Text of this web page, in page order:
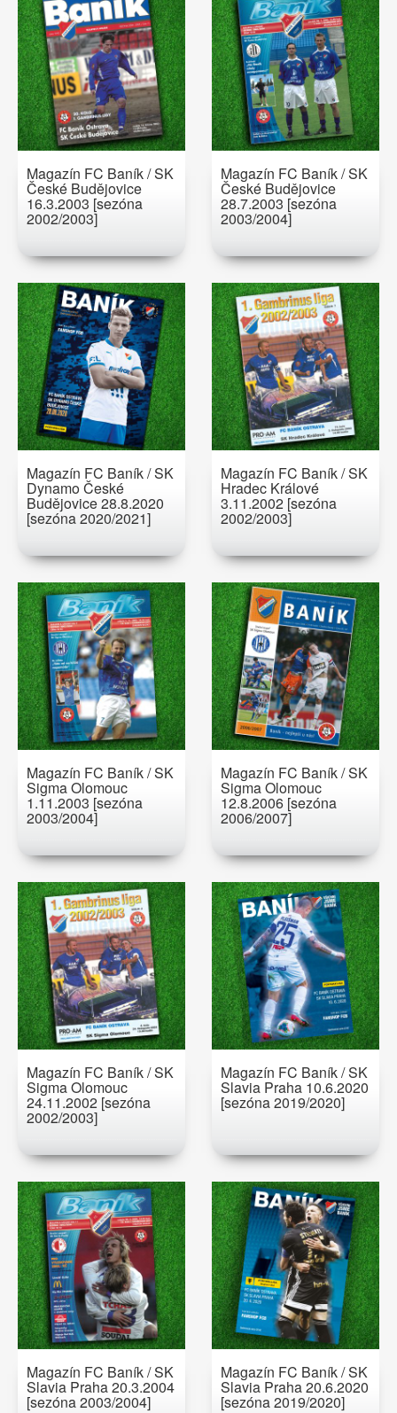
Magazín FC Baník / SK
České Budějovice
16.3.2003 [sezóna
2002/2003]
Magazín FC Baník / SK
České Budějovice
28.7.2003 [sezóna
2003/2004]
Magazín FC Baník / SK
Dynamo České
Budějovice 28.8.2020
[sezóna 2020/2021]
Magazín FC Baník / SK
Hradec Králové
3.11.2002 [sezóna
2002/2003]
Magazín FC Baník / SK
Sigma Olomouc
1.11.2003 [sezóna
2003/2004]
Magazín FC Baník / SK
Sigma Olomouc
12.8.2006 [sezóna
2006/2007]
Magazín FC Baník / SK
Sigma Olomouc
24.11.2002 [sezóna
2002/2003]
Magazín FC Baník / SK
Slavia Praha 10.6.2020
[sezóna 2019/2020]
Magazín FC Baník / SK
Slavia Praha 20.3.2004
[sezóna 2003/2004]
Magazín FC Baník / SK
Slavia Praha 20.6.2020
[sezóna 2019/2020]